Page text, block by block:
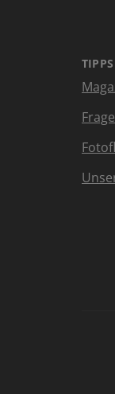
TIPPS